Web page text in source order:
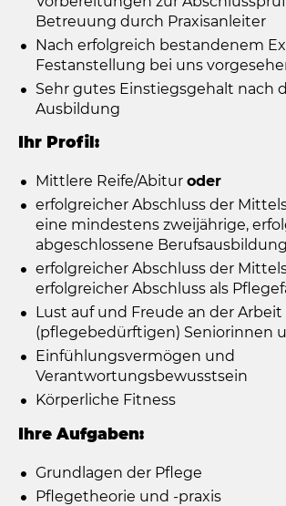
Betreuung durch Praxisanleiter
Nach erfolgreich bestandenem
Festanstellung bei uns
Sehr gutes Einstiegsgehalt nach
Ausbildung
Ihr Profil:
Mittlere Reife/Abituroder
erfolgreicher Abschluss der
eine mindestens zweijährige,
abgeschlossene
erfolgreicher Abschluss der
erfolgreicher Abschluss als
Lust auf und Freude an der
(pflegebedürftigen) Seniorinnen
Einfühlungsvermögen und
Verantwortungsbewusstsein
Körperliche Fitness
Ihre Aufgaben:
Grundlagen der Pflege
Pflegetheorie und -praxis